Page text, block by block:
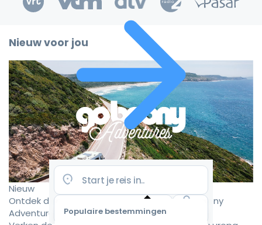
Populaire bestemmingen
Nieuw voor jou
Nieuw
Ontdek de mooiste camperroutes met Goboony
Adventures